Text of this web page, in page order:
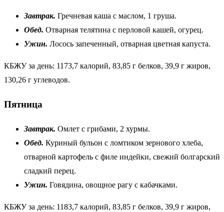
Завтрак. Гречневая каша с маслом, 1 груша.
Обед. Отварная телятина с перловой кашей, огурец.
Ужин. Лосось запеченный, отварная цветная капуста.
КБЖУ за день: 1173,7 калорий, 83,85 г белков, 39,9 г жиров,
130,26 г углеводов.
Пятница
Завтрак. Омлет с грибами, 2 хурмы.
Обед. Куриный бульон с ломтиком зернового хлеба,
отварной картофель с филе индейки, свежий болгарский
сладкий перец.
Ужин. Говядина, овощное рагу с кабачками.
КБЖУ за день: 1183,7 калорий, 83,85 г белков, 39,9 г жиров,